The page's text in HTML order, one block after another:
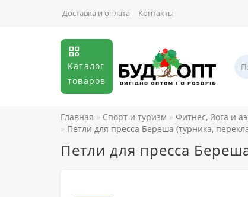
Доставка и оплата Контакты
Каталог
товаров
Главная Спорт и туризм Фитнес, йога и
Петли для пресса Береша (турника,
Петли для пресса